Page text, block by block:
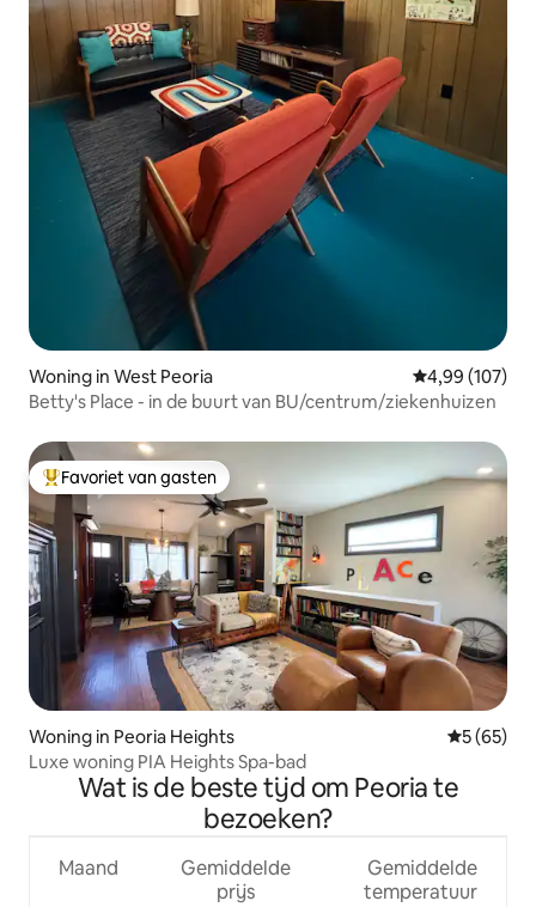
Woning in West Peoria Gemiddelde
4,99 (107)
Betty's Place - in de buurt van BU/centrum/ziekenhuizen
Topfavoriet van gasten
Favoriet van gasten
Woning in Peoria Heights
5 (65)
Luxe woning PIA Heights Spa-bad
Wat is de beste tijd om Peoria te
bezoeken?
Maand
Gemiddelde
prijs
Gemiddelde
temperatuur